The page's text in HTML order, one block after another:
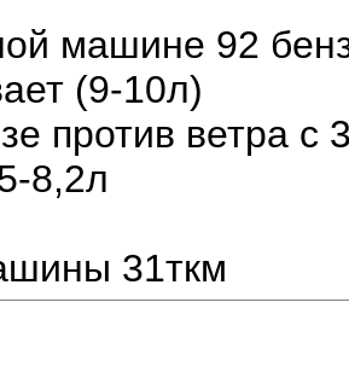
машине 92
(9-10л)
против ветра с
8,2л
31ткм